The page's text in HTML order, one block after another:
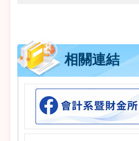
相關連結